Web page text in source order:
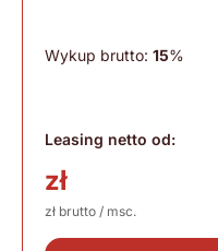
Wykup brutto: 15%
Leasing netto od:
zł
zł brutto / msc.